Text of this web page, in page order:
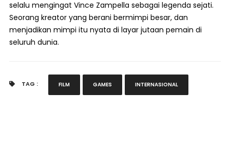
selalu mengingat Vince Zampella sebagai legenda sejati.
Seorang kreator yang berani bermimpi besar, dan
menjadikan mimpi itu nyata di layar jutaan pemain di
seluruh dunia.
TAG : FILM GAMES INTERNASIONAL